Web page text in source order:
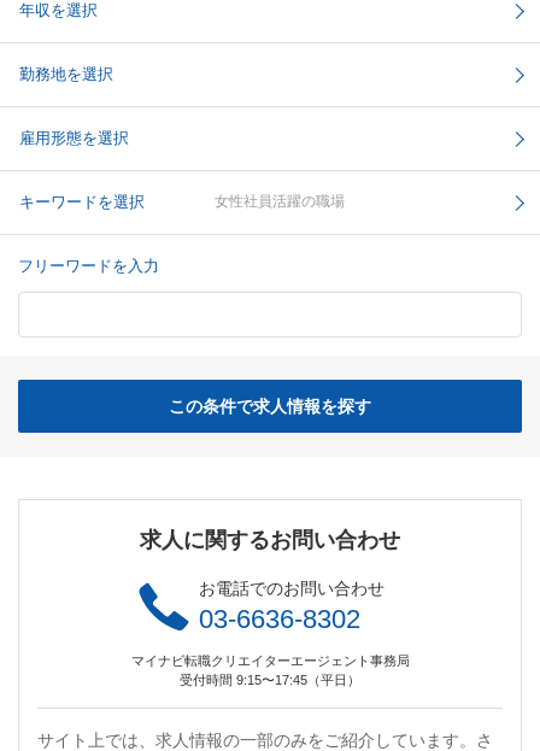
年収を選択
勤務地を選択
雇用形態を選択
キーワードを選択 女性社員活躍の職場
フリーワードを入力
この条件で求人情報を探す
求人に関するお問い合わせ
お電話でのお問い合わせ
03-6636-8302
マイナビ転職クリエイターエージェント事務局
受付時間 9:15〜17:45（平日）
サイト上では、求人情報の一部のみをご紹介しています。さ